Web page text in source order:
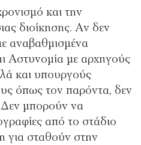
και την
διοίκησης. Αν δεν
αναβαθμισμένα
Αστυνομία με αρχηγούς
και υπουργούς
όπως τον παρόντα, δεν
Δεν μπορούν να
από το στάδιο
για σταθούν στην